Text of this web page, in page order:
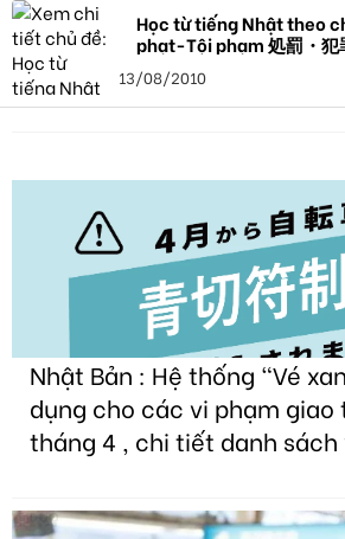
Học từ tiếng Nhật theo
phạt-Tội phạm 処罰・犯
13/08/2010
Nhật Bản : Hệ thống "Vé
dụng cho các vi phạm giao
tháng 4 , chi tiết danh